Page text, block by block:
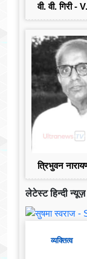
वी. वी. गिरी -
त्रिभुवन
लेटेस्ट हिन्दी न्यूज़
व्यक्तित्व